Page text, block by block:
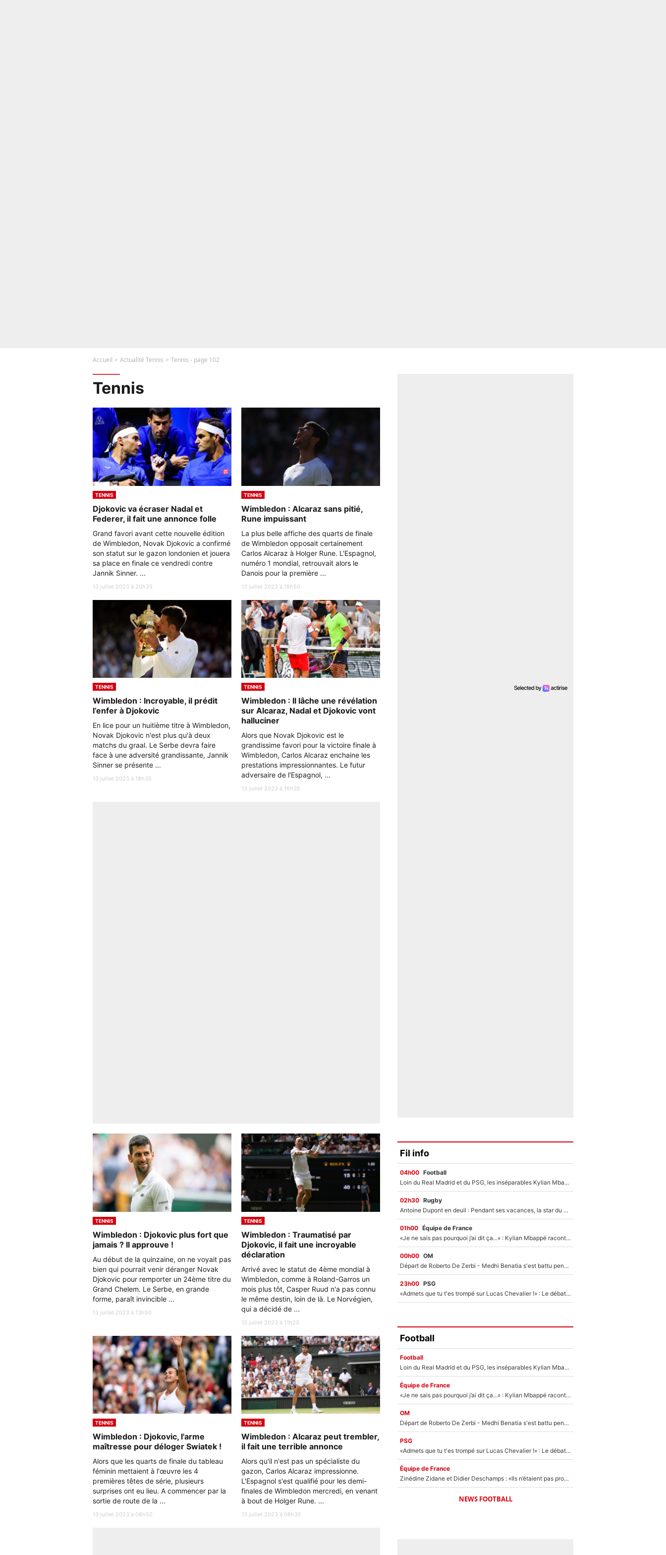
Accueil Actualité Tennis Tennis - page 102
Tennis
TENNIS
Djokovic va écraser Nadal et
Federer, il fait une annonce folle
Grand favori avant cette nouvelle édition
de Wimbledon, Novak Djokovic a confirmé
son statut sur le gazon londonien et jouera
sa place en finale ce vendredi contre
Jannik Sinner. ...
13 juillet 2023 à 20h35
TENNIS
Wimbledon : Alcaraz sans pitié,
Rune impuissant
La plus belle affiche des quarts de finale
de Wimbledon opposait certainement
Carlos Alcaraz à Holger Rune. L'Espagnol,
numéro 1 mondial, retrouvait alors le
Danois pour la première ...
13 juillet 2023 à 18h50
TENNIS
Wimbledon : Incroyable, il prédit
l’enfer à Djokovic
En lice pour un huitième titre à Wimbledon,
Novak Djokovic n'est plus qu'à deux
matchs du graal. Le Serbe devra faire
face à une adversité grandissante, Jannik
Sinner se présente ...
13 juillet 2023 à 18h35
TENNIS
Wimbledon : Il lâche une révélation
sur Alcaraz, Nadal et Djokovic vont
halluciner
Alors que Novak Djokovic est le
grandissime favori pour la victoire finale à
Wimbledon, Carlos Alcaraz enchaine les
prestations impressionnantes. Le futur
adversaire de l'Espagnol, ...
13 juillet 2023 à 16h35
TENNIS
Wimbledon : Djokovic plus fort que
jamais ? Il approuve !
Au début de la quinzaine, on ne voyait pas
bien qui pourrait venir déranger Novak
Djokovic pour remporter un 24ème titre du
Grand Chelem. Le Serbe, en grande
forme, paraît invincible ...
13 juillet 2023 à 13h50
TENNIS
Wimbledon : Traumatisé par
Djokovic, il fait une incroyable
déclaration
Arrivé avec le statut de 4ème mondial à
Wimbledon, comme à Roland-Garros un
mois plus tôt, Casper Ruud n'a pas connu
le même destin, loin de là. Le Norvégien,
qui a décidé de ...
13 juillet 2023 à 11h20
TENNIS
Wimbledon : Djokovic, l'arme
maîtresse pour déloger Swiatek !
Alors que les quarts de finale du tableau
féminin mettaient à l'œuvre les 4
premières têtes de série, plusieurs
surprises ont eu lieu. A commencer par la
sortie de route de la ...
13 juillet 2023 à 08h50
TENNIS
Wimbledon : Alcaraz peut trembler,
il fait une terrible annonce
Alors qu'il n'est pas un spécialiste du
gazon, Carlos Alcaraz impressionne.
L'Espagnol s'est qualifié pour les demi-
finales de Wimbledon mercredi, en venant
à bout de Holger Rune. ...
13 juillet 2023 à 08h35
Fil info
04h00 Football
Loin du Real Madrid et du PSG, les inséparables Kylian Mbappé et Achraf Hakimi changent d'équipe le temps d'une journée !
02h30 Rugby
Antoine Dupont en deuil : Pendant ses vacances, la star du XV de France a perdu sa grand-mère
01h00 Équipe de France
«Je ne sais pas pourquoi j’ai dit ça...» : Kylian Mbappé raconte sa première rencontre avec Zinédine Zidane (et c’est très drôle)
00h00 OM
Départ de Roberto De Zerbi - Medhi Benatia s'est battu pendant six mois pour le retenir à l'OM, le PSG a été le naufrage de trop : «Je pars avec toi»
23h00 PSG
«Admets que tu t'es trompé sur Lucas Chevalier !» : Le débat sur le gardien du PSG vire au clash à l'After Foot
Football
Football
Loin du Real Madrid et du PSG, les inséparables Kylian Mbappé et Achraf Hakimi changent d'équipe le temps d'une journée !
Équipe de France
«Je ne sais pas pourquoi j’ai dit ça...» : Kylian Mbappé raconte sa première rencontre avec Zinédine Zidane (et c’est très drôle)
OM
Départ de Roberto De Zerbi - Medhi Benatia s'est battu pendant six mois pour le retenir à l'OM, le PSG a été le naufrage de trop : «Je pars avec toi»
PSG
«Admets que tu t'es trompé sur Lucas Chevalier !» : Le débat sur le gardien du PSG vire au clash à l'After Foot
Équipe de France
Zinédine Zidane et Didier Deschamps : «Ils n’étaient pas proches», les confidences d’un membre de l’équipe de France 1998 sur leur relation spéciale
NEWS FOOTBALL